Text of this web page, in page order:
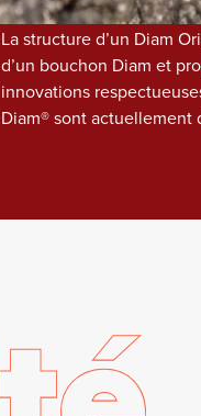
La structure d’un Diam
d’un bouchon Diam et
innovations
Diam® sont actuellement